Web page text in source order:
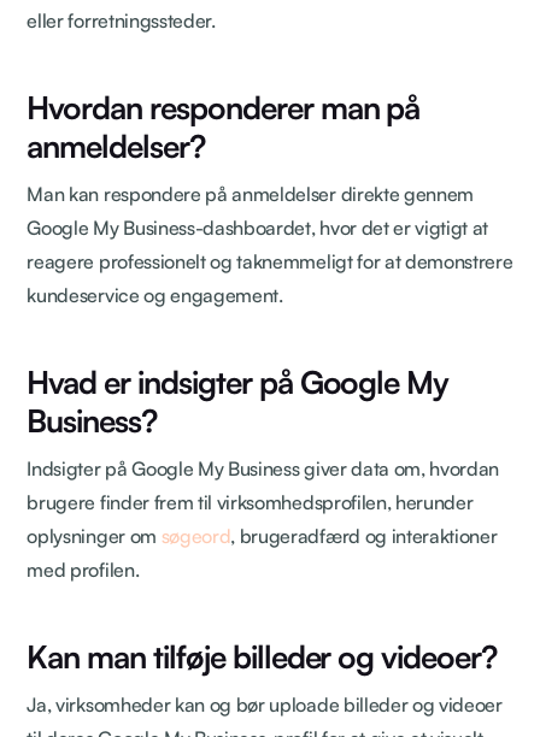
eller forretningssteder.
Hvordan responderer man på
anmeldelser?
Man kan respondere på anmeldelser direkte gennem
Google My Business-dashboardet, hvor det er vigtigt at
reagere professionelt og taknemmeligt for at demonstrere
kundeservice og engagement.
Hvad er indsigter på Google My
Business?
Indsigter på Google My Business giver data om, hvordan
brugere finder frem til virksomhedsprofilen, herunder
oplysninger om søgeord, brugeradfærd og interaktioner
med profilen.
Kan man tilføje billeder og videoer?
Ja, virksomheder kan og bør uploade billeder og videoer